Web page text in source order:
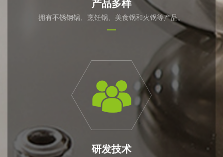
产品多样
拥有不锈钢锅、烹饪锅、美食锅和火锅等产品。
研发技术